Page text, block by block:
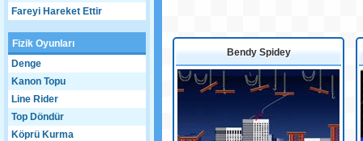
Fareyi Hareket Ettir
Fizik Oyunları
Denge
Kanon Topu
Line Rider
Top Döndür
Köprü Kurma
Bendy Spidey